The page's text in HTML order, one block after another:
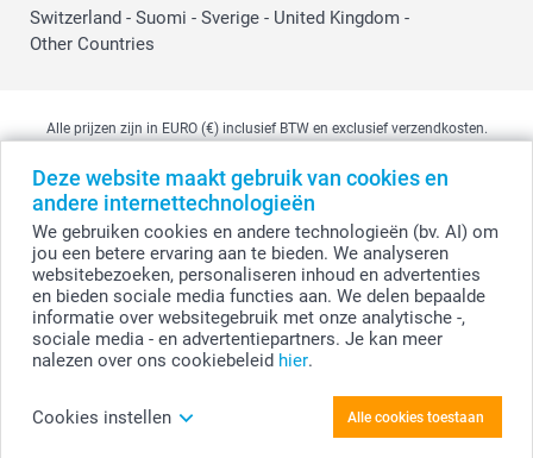
Deze website maakt gebruik van cookies en
andere internettechnologieën
We gebruiken cookies en andere technologieën (bv. AI) om
jou een betere ervaring aan te bieden. We analyseren
websitebezoeken, personaliseren inhoud en advertenties
en bieden sociale media functies aan. We delen bepaalde
informatie over websitegebruik met onze analytische -,
sociale media - en advertentiepartners. Je kan meer
nalezen over ons cookiebeleid hier.
Cookies instellen Alle cookies toestaan
Creëer je Design fotohouder met foto's vierkant
Switzerland - Suomi - Sverige - United Kingdom -
Other Countries
© smartphoto group. Alle rechten voorbehouden
smartphoto group NV.
Kwatrechtsteenweg 160, 9230 Wetteren, België
BTW-nummer BE 0405.706.755
Ondernemingsnummer 0405.706.755.
Bankgegevens: IBAN BE71 2850 2711 5569 - BIC: GEBABEBB
Alle prijzen zijn in EURO (€) inclusief BTW en exclusief verzendkosten.